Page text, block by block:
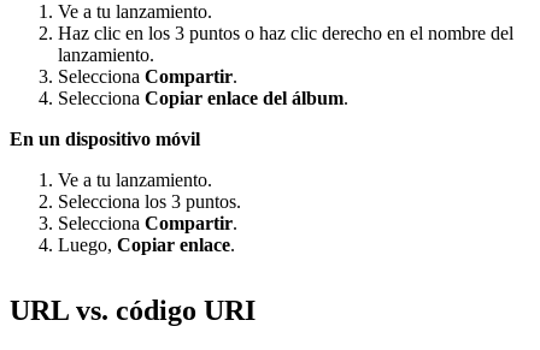
Ve a tu lanzamiento.
Haz clic en los 3 puntos o haz clic derecho en el nombre del
lanzamiento.
Selecciona Compartir.
Selecciona Copiar enlace del álbum.
En un dispositivo móvil
Ve a tu lanzamiento.
Selecciona los 3 puntos.
Selecciona Compartir.
Luego, Copiar enlace.
URL vs. código URI